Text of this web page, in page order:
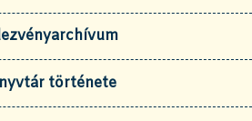
története